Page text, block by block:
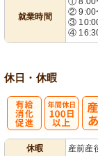
就業時間
② 9:00
③
④
休日・休暇
休暇
産前産